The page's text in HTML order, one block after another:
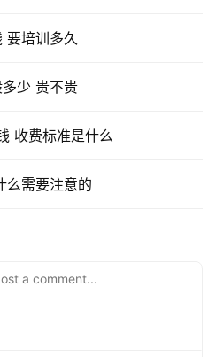
要培训多久
少 贵不贵
收费标准是什么
么需要注意的
a comment...